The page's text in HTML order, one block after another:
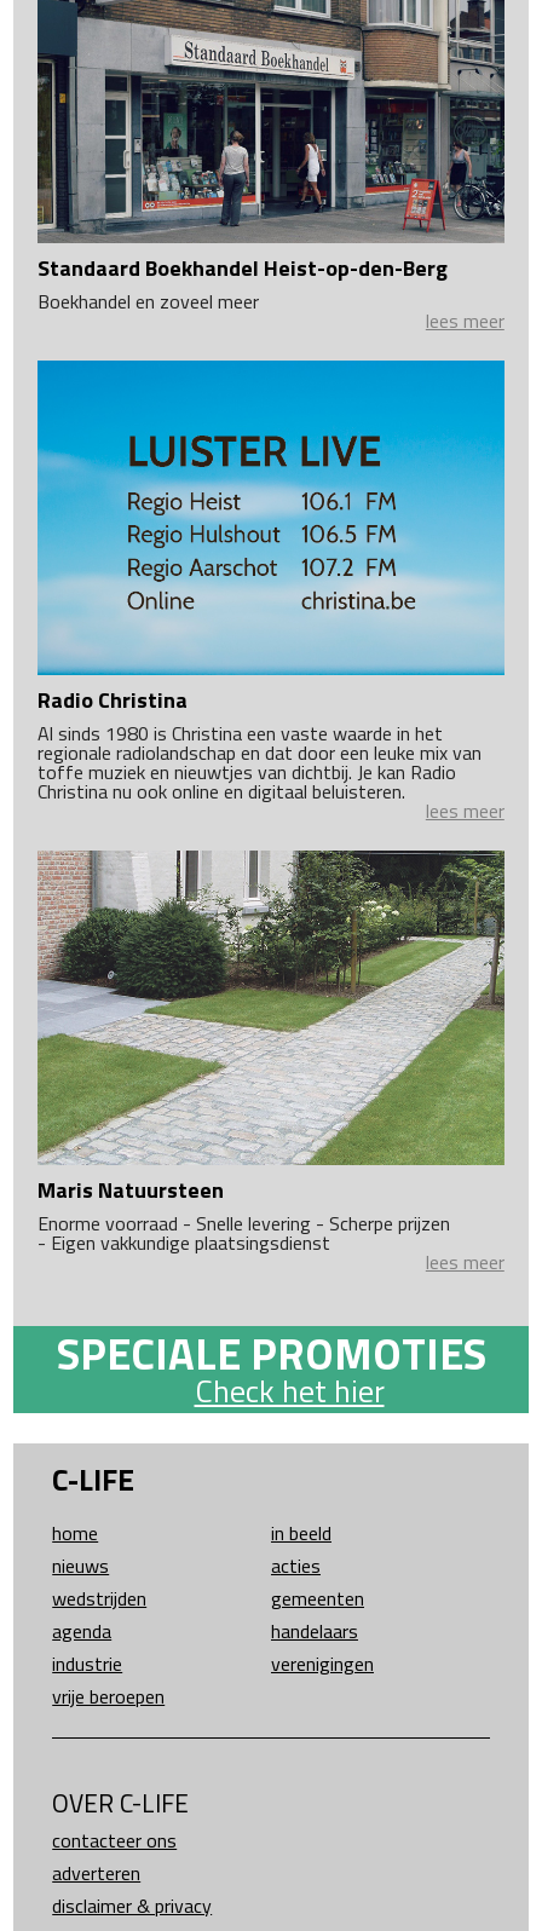
Standaard Boekhandel Heist-op-den-Berg
Boekhandel en zoveel meer
lees meer
Radio Christina
Al sinds 1980 is Christina een vaste waarde in het
regionale radiolandschap en dat door een leuke mix van
toffe muziek en nieuwtjes van dichtbij. Je kan Radio
Christina nu ook online en digitaal beluisteren.
lees meer
Maris Natuursteen
Enorme voorraad - Snelle levering - Scherpe prijzen
- Eigen vakkundige plaatsingsdienst
lees meer
SPECIALE PROMOTIES
Check het hier
C-LIFE
home
in beeld
nieuws
acties
wedstrijden
gemeenten
agenda
handelaars
industrie
verenigingen
vrije beroepen
OVER C-LIFE
contacteer ons
adverteren
disclaimer & privacy